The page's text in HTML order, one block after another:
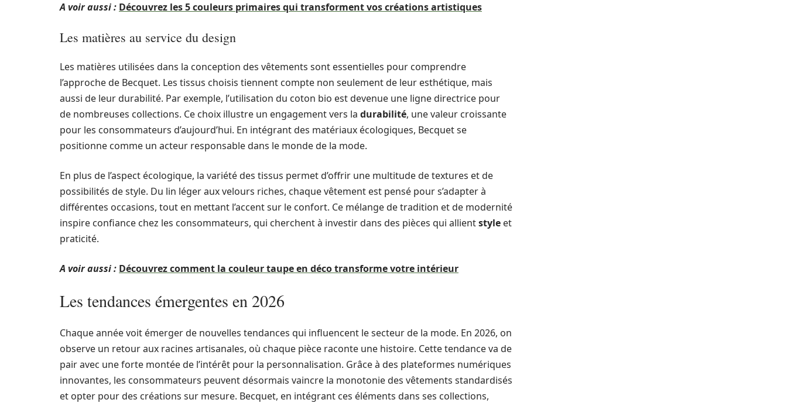
A voir aussi : Découvrez les 5 couleurs primaires qui transforment vos créations artistiques
Les matières au service du design
Les matières utilisées dans la conception des vêtements sont essentielles pour comprendre
l’approche de Becquet. Les tissus choisis tiennent compte non seulement de leur esthétique, mais
aussi de leur durabilité. Par exemple, l’utilisation du coton bio est devenue une ligne directrice pour
de nombreuses collections. Ce choix illustre un engagement vers la durabilité, une valeur croissante
pour les consommateurs d’aujourd’hui. En intégrant des matériaux écologiques, Becquet se
positionne comme un acteur responsable dans le monde de la mode.
En plus de l’aspect écologique, la variété des tissus permet d’offrir une multitude de textures et de
possibilités de style. Du lin léger aux velours riches, chaque vêtement est pensé pour s’adapter à
différentes occasions, tout en mettant l’accent sur le confort. Ce mélange de tradition et de modernité
inspire confiance chez les consommateurs, qui cherchent à investir dans des pièces qui allientstyle et
praticité.
A voir aussi : Découvrez comment la couleur taupe en déco transforme votre intérieur
Les tendances émergentes en 2026
Chaque année voit émerger de nouvelles tendances qui influencent le secteur de la mode. En 2026, on
observe un retour aux racines artisanales, où chaque pièce raconte une histoire. Cette tendance va de
pair avec une forte montée de l’intérêt pour la personnalisation. Grâce à des plateformes numériques
innovantes, les consommateurs peuvent désormais vaincre la monotonie des vêtements standardisés
et opter pour des créations sur mesure. Becquet, en intégrant ces éléments dans ses collections,